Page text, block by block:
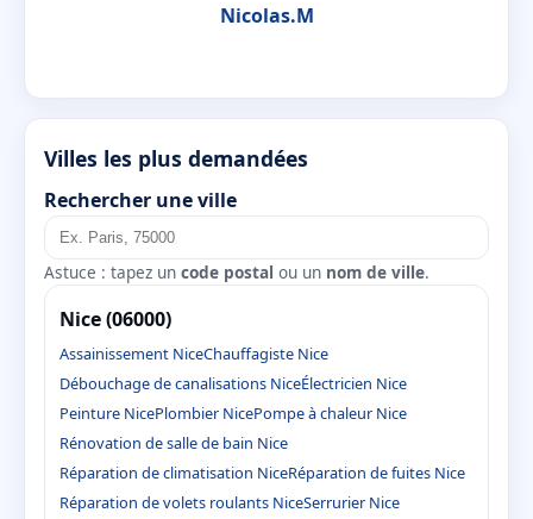
Nicolas.M
Villes les plus demandées
Rechercher une ville
Astuce : tapez un code postal ou un nom de ville.
Nice (06000)
Assainissement NiceChauffagiste Nice
Débouchage de canalisations NiceÉlectricien Nice
Peinture NicePlombier NicePompe à chaleur Nice
Rénovation de salle de bain Nice
Réparation de climatisation NiceRéparation de fuites Nice
Réparation de volets roulants NiceSerrurier Nice